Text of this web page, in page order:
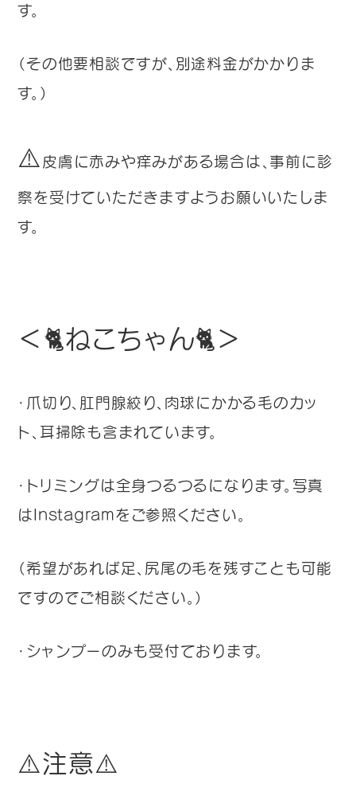
す。
（その他要相談ですが、別途料金がかかりま
す。）
⚠️皮膚に赤みや痒みがある場合は、事前に診
察を受けていただきますようお願いいたしま
す。
＜🐈ねこちゃん🐈＞
・爪切り、肛門腺絞り、肉球にかかる毛のカッ
ト、耳掃除も含まれています。
・トリミングは全身つるつるになります。写真
はInstagramをご参照ください。
（希望があれば足、尻尾の毛を残すことも可能
ですのでご相談ください。）
・シャンプーのみも受付ております。
⚠️注意⚠️